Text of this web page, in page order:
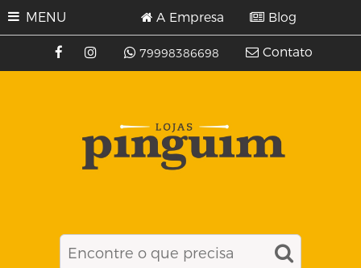
MENU
79998386698
A Empresa Blog
Contato